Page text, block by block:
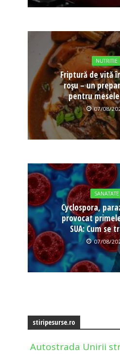
NUTRITIE
Friptură de vită
roșu – un
pentru
07/08/
SANATATE
Cyclospora,
provocat
SUA: Cum se
07/08/
stiripesurse.ro
Autostrada Unirii